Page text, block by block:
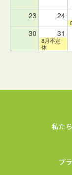
23 24
30 31
8月不定
休
私た
プ